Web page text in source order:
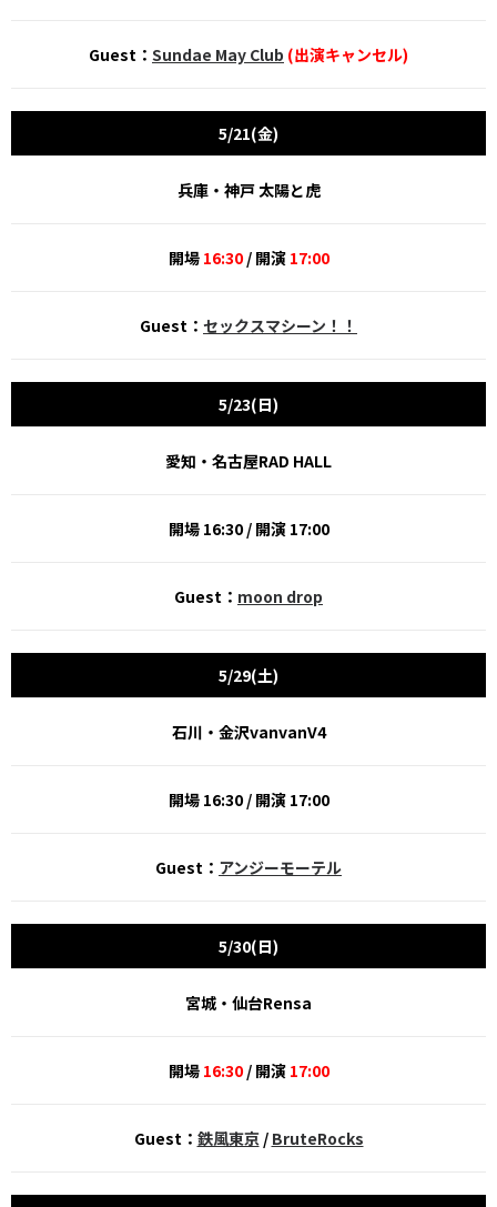
Guest： Sundae May Club (出演キャンセル)
5/21(金)
兵庫・神戸 太陽と虎
開場 16:30/ 開演 17:00
Guest： セックスマシーン！！
5/23(日)
愛知・名古屋RAD HALL
開場 16:30 / 開演 17:00
Guest： moon drop
5/29(土)
石川・金沢vanvanV4
開場 16:30 / 開演 17:00
Guest： アンジーモーテル
5/30(日)
宮城・仙台Rensa
開場 16:30/ 開演 17:00
Guest： 鉄風東京/ BruteRocks